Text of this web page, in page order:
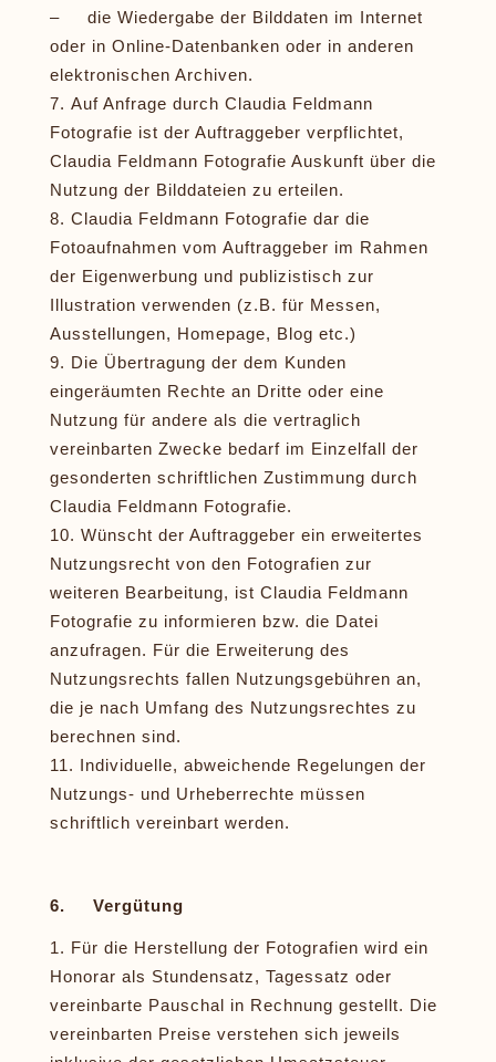
– die Wiedergabe der Bilddaten im Internet
oder in Online-Datenbanken oder in anderen
elektronischen Archiven.
Auf Anfrage durch Claudia Feldmann
Fotografie ist der Auftraggeber verpflichtet,
Claudia Feldmann Fotografie Auskunft über die
Nutzung der Bilddateien zu erteilen.
Claudia Feldmann Fotografie dar die
Fotoaufnahmen vom Auftraggeber im Rahmen
der Eigenwerbung und publizistisch zur
Illustration verwenden (z.B. für Messen,
Ausstellungen, Homepage, Blog etc.)
Die Übertragung der dem Kunden
eingeräumten Rechte an Dritte oder eine
Nutzung für andere als die vertraglich
vereinbarten Zwecke bedarf im Einzelfall der
gesonderten schriftlichen Zustimmung durch
Claudia Feldmann Fotografie.
Wünscht der Auftraggeber ein erweitertes
Nutzungsrecht von den Fotografien zur
weiteren Bearbeitung, ist Claudia Feldmann
Fotografie zu informieren bzw. die Datei
anzufragen. Für die Erweiterung des
Nutzungsrechts fallen Nutzungsgebühren an,
die je nach Umfang des Nutzungsrechtes zu
berechnen sind.
Individuelle, abweichende Regelungen der
Nutzungs- und Urheberrechte müssen
schriftlich vereinbart werden.
6. Vergütung
Für die Herstellung der Fotografien wird ein
Honorar als Stundensatz, Tagessatz oder
vereinbarte Pauschal in Rechnung gestellt. Die
vereinbarten Preise verstehen sich jeweils